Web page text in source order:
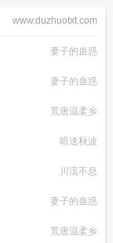
www.duzhuotxt.com
妻子的蛊惑
妻子的蛊惑
荒唐温柔乡
暗送秋波
川流不息
妻子的蛊惑
荒唐温柔乡